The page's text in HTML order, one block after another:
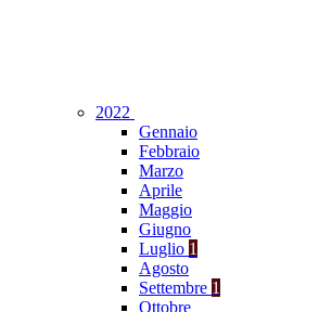
2022
Gennaio
Febbraio
Marzo
Aprile
Maggio
Giugno
Luglio 1
Agosto
Settembre 1
Ottobre